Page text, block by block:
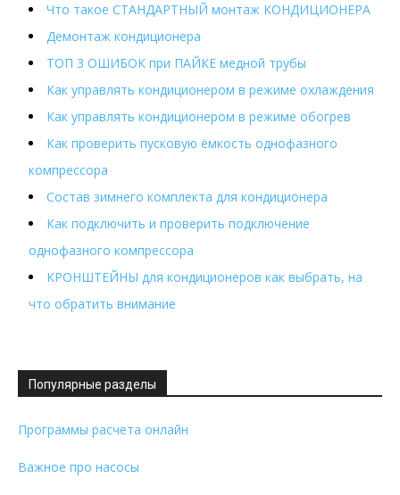
Что такое СТАНДАРТНЫЙ монтаж КОНДИЦИОНЕРА
Демонтаж кондиционера
ТОП 3 ОШИБОК при ПАЙКЕ медной трубы
Как управлять кондиционером в режиме охлаждения
Как управлять кондиционером в режиме обогрев
Как проверить пусковую ёмкость однофазного
компрессора
Состав зимнего комплекта для кондиционера
Как подключить и проверить подключение
однофазного компрессора
КРОНШТЕЙНЫ для кондиционеров как выбрать, на
что обратить внимание
Популярные разделы
Программы расчета онлайн
Важное про насосы